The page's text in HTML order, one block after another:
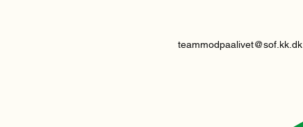
teammodpaalivet@sof.kk.dk